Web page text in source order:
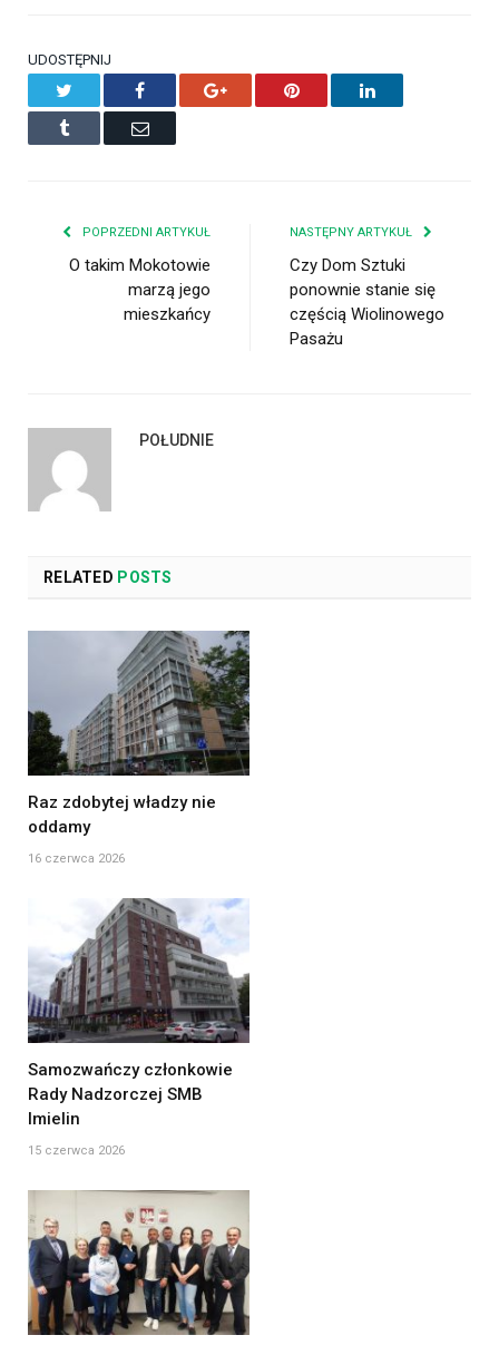
UDOSTĘPNIJ
Facebook Google+ Pinterest LinkedIn
Tumblr Email
POPRZEDNI ARTYKUŁ
O takim Mokotowie
marzą jego
mieszkańcy
NASTĘPNY ARTYKUŁ
Czy Dom Sztuki
ponownie stanie się
częścią Wiolinowego
Pasażu
POŁUDNIE
RELATED POSTS
Raz zdobytej władzy nie
oddamy
16 czerwca 2026
Samozwańczy członkowie
Rady Nadzorczej SMB
Imielin
15 czerwca 2026